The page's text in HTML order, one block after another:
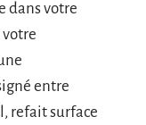
dans votre
entre
refait surface